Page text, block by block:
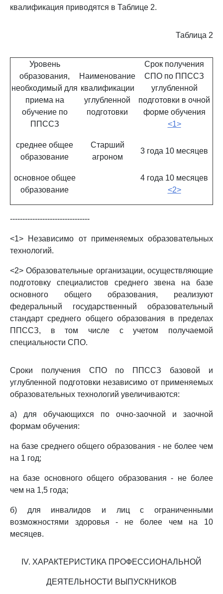
квалификация приводятся в Таблице 2.
Таблица 2
Уровень
образования,
необходимый для
приема на
обучение по
ППССЗ
Наименование
квалификации
углубленной
подготовки
Срок получения
СПО по ППССЗ
углубленной
подготовки в очной
форме обучения
<1>
среднее общее
образование
Старший
агроном
3 года 10 месяцев
основное общее
образование
4 года 10 месяцев
<2>
--------------------------------
<1> Независимо от применяемых образовательных
технологий.
<2> Образовательные организации, осуществляющие
подготовку специалистов среднего звена на базе
основного общего образования, реализуют
федеральный государственный образовательный
стандарт среднего общего образования в пределах
ППССЗ, в том числе с учетом получаемой
специальности СПО.
Сроки получения СПО по ППССЗ базовой и
углубленной подготовки независимо от применяемых
образовательных технологий увеличиваются:
а) для обучающихся по очно-заочной и заочной
формам обучения:
на базе среднего общего образования - не более чем
на 1 год;
на базе основного общего образования - не более
чем на 1,5 года;
б) для инвалидов и лиц с ограниченными
возможностями здоровья - не более чем на 10
месяцев.
IV. ХАРАКТЕРИСТИКА ПРОФЕССИОНАЛЬНОЙ
ДЕЯТЕЛЬНОСТИ ВЫПУСКНИКОВ